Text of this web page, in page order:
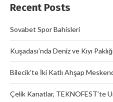
Recent Posts
Sovabet Spor Bahisleri
Kuşadası’nda Deniz ve Kıyı
Bilecik’te İki Katlı Ahşap
Çelik Kanatlar, TEKNOFEST’te